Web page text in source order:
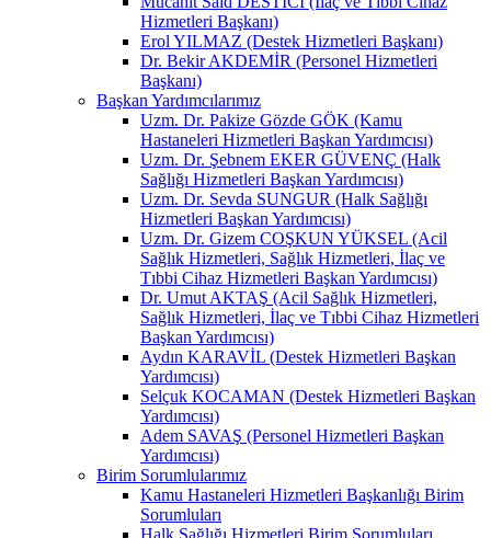
Hizmetleri Başkanı)
Erol YILMAZ (Destek Hizmetleri Başkanı)
Dr. Bekir AKDEMİR (Personel Hizmetleri
Başkanı)
Başkan Yardımcılarımız
Uzm. Dr. Pakize Gözde GÖK (Kamu
Hastaneleri Hizmetleri Başkan Yardımcısı)
Uzm. Dr. Şebnem EKER GÜVENÇ (Halk
Sağlığı Hizmetleri Başkan Yardımcısı)
Uzm. Dr. Sevda SUNGUR (Halk Sağlığı
Hizmetleri Başkan Yardımcısı)
Uzm. Dr. Gizem COŞKUN YÜKSEL (Acil
Sağlık Hizmetleri, Sağlık Hizmetleri, İlaç ve
Tıbbi Cihaz Hizmetleri Başkan Yardımcısı)
Dr. Umut AKTAŞ (Acil Sağlık Hizmetleri,
Sağlık Hizmetleri, İlaç ve Tıbbi Cihaz Hizmetleri
Başkan Yardımcısı)
Aydın KARAVİL (Destek Hizmetleri Başkan
Yardımcısı)
Selçuk KOCAMAN (Destek Hizmetleri Başkan
Yardımcısı)
Adem SAVAŞ (Personel Hizmetleri Başkan
Yardımcısı)
Birim Sorumlularımız
Kamu Hastaneleri Hizmetleri Başkanlığı Birim
Sorumluları
Halk Sağlığı Hizmetleri Birim Sorumluları